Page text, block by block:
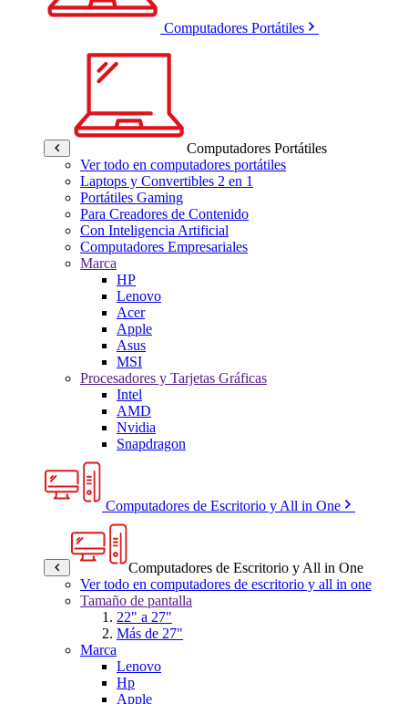
Computadores Portátiles
Computadores Portátiles
Ver todo en computadores portátiles
Laptops y Convertibles 2 en 1
Portátiles Gaming
Para Creadores de Contenido
Con Inteligencia Artificial
Computadores Empresariales
Marca
HP
Lenovo
Acer
Apple
Asus
MSI
Procesadores y Tarjetas Gráficas
Intel
AMD
Nvidia
Snapdragon
Computadores de Escritorio y All in One
Computadores de Escritorio y All in One
Ver todo en computadores de escritorio y all in one
Tamaño de pantalla
22" a 27"
Más de 27"
Marca
Lenovo
Hp
Apple